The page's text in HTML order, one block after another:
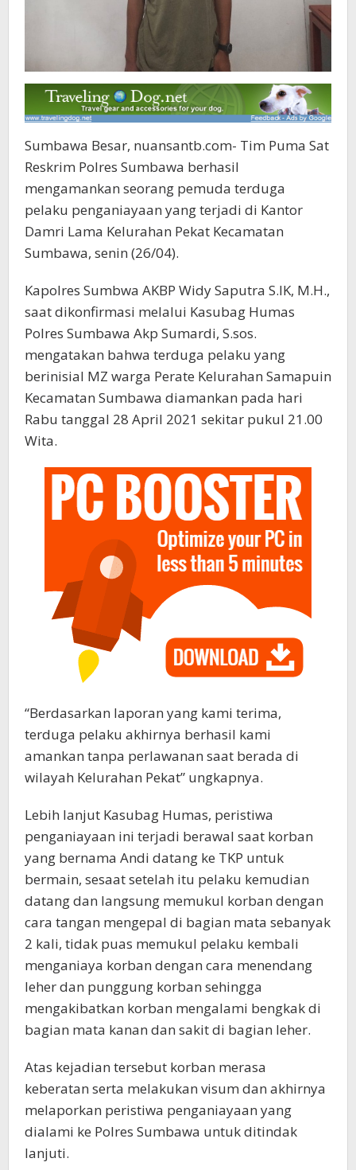
Sumbawa Besar, nuansantb.com- Tim Puma Sat
Reskrim Polres Sumbawa berhasil
mengamankan seorang pemuda terduga
pelaku penganiayaan yang terjadi di Kantor
Damri Lama Kelurahan Pekat Kecamatan
Sumbawa, senin (26/04).
Kapolres Sumbwa AKBP Widy Saputra S.IK, M.H.,
saat dikonfirmasi melalui Kasubag Humas
Polres Sumbawa Akp Sumardi, S.sos.
mengatakan bahwa terduga pelaku yang
berinisial MZ warga Perate Kelurahan Samapuin
Kecamatan Sumbawa diamankan pada hari
Rabu tanggal 28 April 2021 sekitar pukul 21.00
Wita.
“Berdasarkan laporan yang kami terima,
terduga pelaku akhirnya berhasil kami
amankan tanpa perlawanan saat berada di
wilayah Kelurahan Pekat” ungkapnya.
Lebih lanjut Kasubag Humas, peristiwa
penganiayaan ini terjadi berawal saat korban
yang bernama Andi datang ke TKP untuk
bermain, sesaat setelah itu pelaku kemudian
datang dan langsung memukul korban dengan
cara tangan mengepal di bagian mata sebanyak
2 kali, tidak puas memukul pelaku kembali
menganiaya korban dengan cara menendang
leher dan punggung korban sehingga
mengakibatkan korban mengalami bengkak di
bagian mata kanan dan sakit di bagian leher.
Atas kejadian tersebut korban merasa
keberatan serta melakukan visum dan akhirnya
melaporkan peristiwa penganiayaan yang
dialami ke Polres Sumbawa untuk ditindak
lanjuti.